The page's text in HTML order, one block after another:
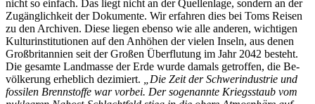
nicht so ein­fach. Das liegt nicht an der Quel­len­la­ge, son­dern an der
Zu­gäng­lich­keit der Do­ku­men­te. Wir er­fah­ren dies bei Toms Rei­sen
zu den Ar­chi­ven. Die­se lie­gen eben­so wie al­le an­de­ren, wich­ti­gen
Kul­tur­in­sti­tu­tio­nen auf den An­hö­hen der vie­len In­seln, aus de­nen
Groß­bri­tan­ni­en seit der Gro­ßen Über­flu­tung im Jahr 2042 be­steht.
Die ge­sam­te Land­mas­se der Er­de wur­de da­mals ge­trof­fen, die Be­
völ­ke­rung er­heb­lich de­zi­miert.
„Die Zeit der Schwer­indus­trie und
fos­si­len Brenn­stof­fe war vor­bei. Der so­ge­nann­te Kriegs­staub vom